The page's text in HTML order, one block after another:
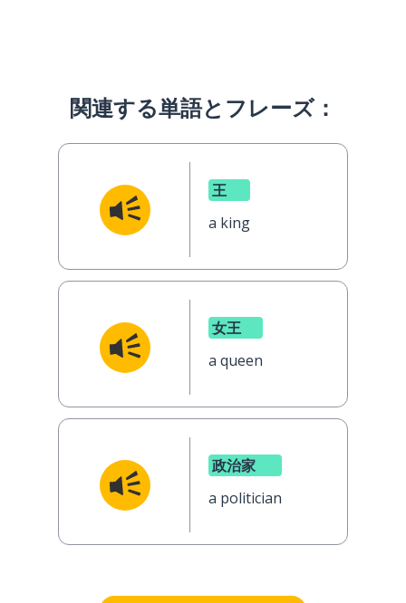
関連する単語とフレーズ：
王
a king
女王
a queen
政治家
a politician